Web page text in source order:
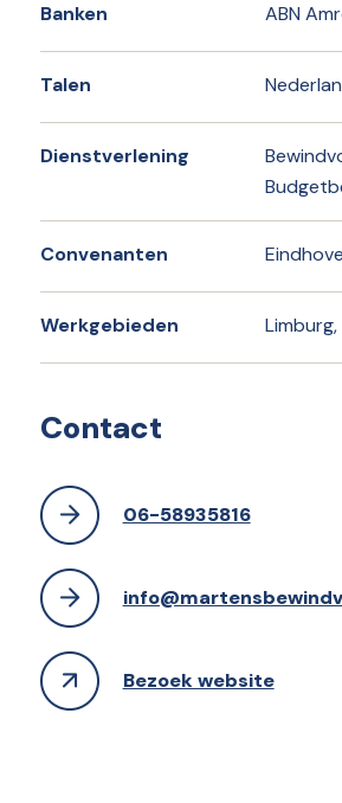
Banken ABN
Talen
Dienstverlening
Convenanten
Werkgebieden
Contact
06-58935816
Bezoek website